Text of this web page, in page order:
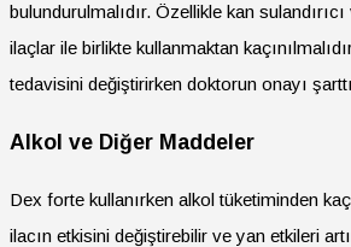
bulundurulmalıdır. Özellikle kan
ilaçlar ile birlikte kullanmaktan
tedavisini değiştirirken doktorun onayı
Alkol ve Diğer Maddeler
Dex forte kullanırken alkol tüketiminden
ilacın etkisini değiştirebilir ve yan etkileri